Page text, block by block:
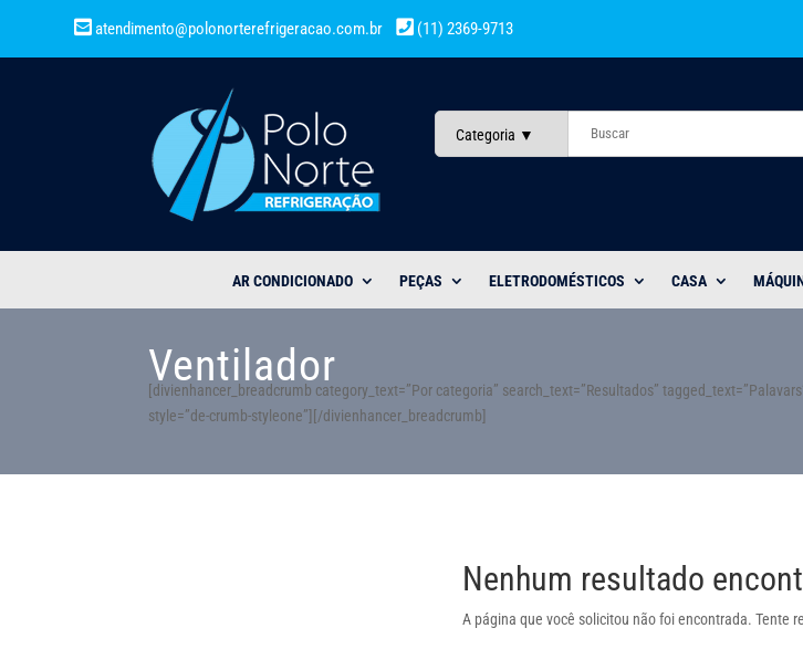
atendimento@polonorterefrigeracao.com.br (11) 2369-9713
Categoria
AR CONDICIONADO PEÇAS ELETRODOMÉSTICOS CASA
Ventilador
[divienhancer_breadcrumb category_text=”Por categoria” search_text=”Resultados”
style=”de-crumb-styleone”][/divienhancer_breadcrumb]
Nenhum resultado
A página que você solicitou não foi encontrada. Tente